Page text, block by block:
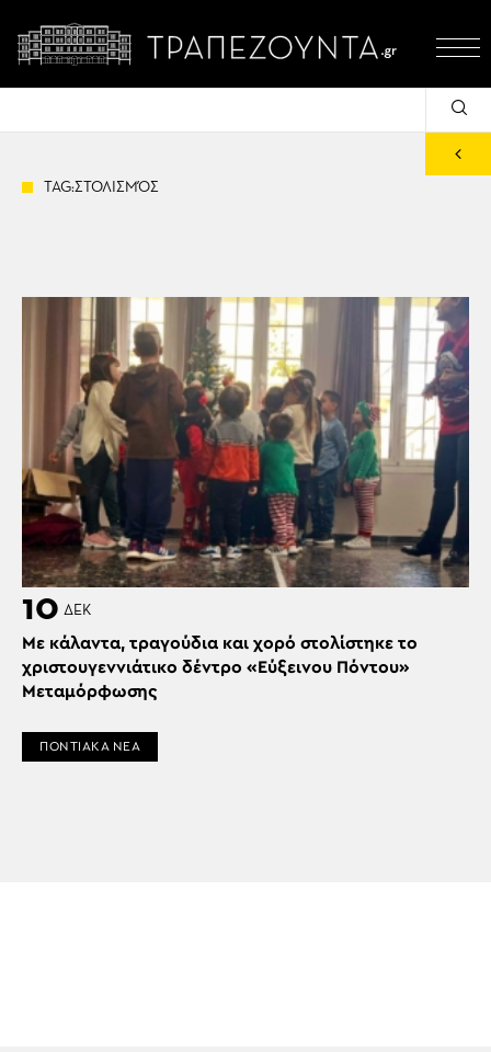
TAG:ΣΤΟΛΙΣΜΌΣ
10 ΔΕΚ
Με κάλαντα, τραγούδια και χορό στολίστηκε το
χριστουγεννιάτικο δέντρο «Εύξεινου Πόντου»
Μεταμόρφωσης
ΠΟΝΤΙΑΚΑ ΝΕΑ